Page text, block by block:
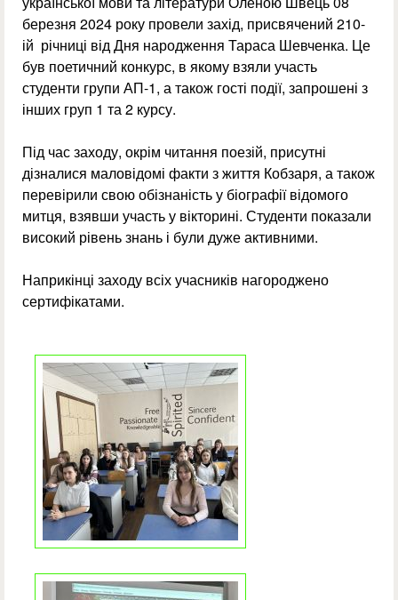
березня 2024 року провели захід, присвячений 210-
ій річниці від Дня народження Тараса Шевченка. Це
був поетичний конкурс, в якому взяли участь
студенти групи АП-1, а також гості події, запрошені з
інших груп 1 та 2 курсу.
Під час заходу, окрім читання поезій, присутні
дізналися маловідомі факти з життя Кобзаря, а також
перевірили свою обізнаність у біографії відомого
митця, взявши участь у вікторині. Студенти показали
високий рівень знань і були дуже активними.
Наприкінці заходу всіх учасників нагороджено
сертифікатами.